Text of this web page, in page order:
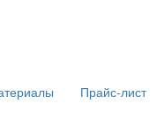
Прайс-лист